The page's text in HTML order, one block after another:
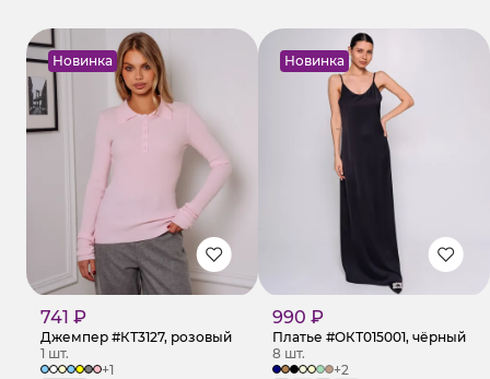
Новинка
741 ₽
Джемпер #КТ3127, розовый
1 шт.
+1
Новинка
990 ₽
Платье #ОКТ015001, чёрный
8 шт.
+2